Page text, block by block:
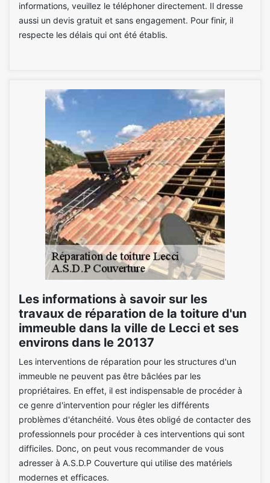
informations, veuillez le téléphoner directement. Il dresse
aussi un devis gratuit et sans engagement. Pour finir, il
respecte les délais qui ont été établis.
Les informations à savoir sur les
travaux de réparation de la toiture d'un
immeuble dans la ville de Lecci et ses
environs dans le 20137
Les interventions de réparation pour les structures d'un
immeuble ne peuvent pas être bâclées par les
propriétaires. En effet, il est indispensable de procéder à
ce genre d'intervention pour régler les différents
problèmes d'étanchéité. Vous êtes obligé de contacter des
professionnels pour procéder à ces interventions qui sont
difficiles. Donc, on peut vous recommander de vous
adresser à A.S.D.P Couverture qui utilise des matériels
modernes et efficaces.